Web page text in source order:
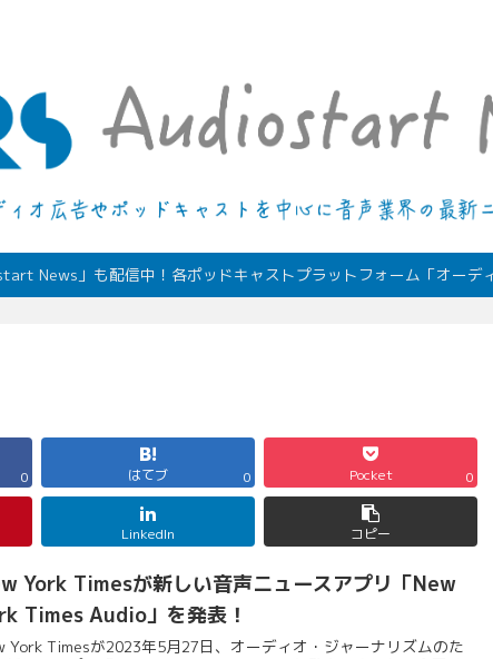
News」も配信中！各ポッドキャストプラットフォーム「オーデ
0 はてブ 0 Pocket 0
LinkedIn コピー
York Timesが新しい音声ニュースアプリ「New
Times Audio」を発表！
York Timesが2023年5月27日、オーディオ・ジャーナリズムのた